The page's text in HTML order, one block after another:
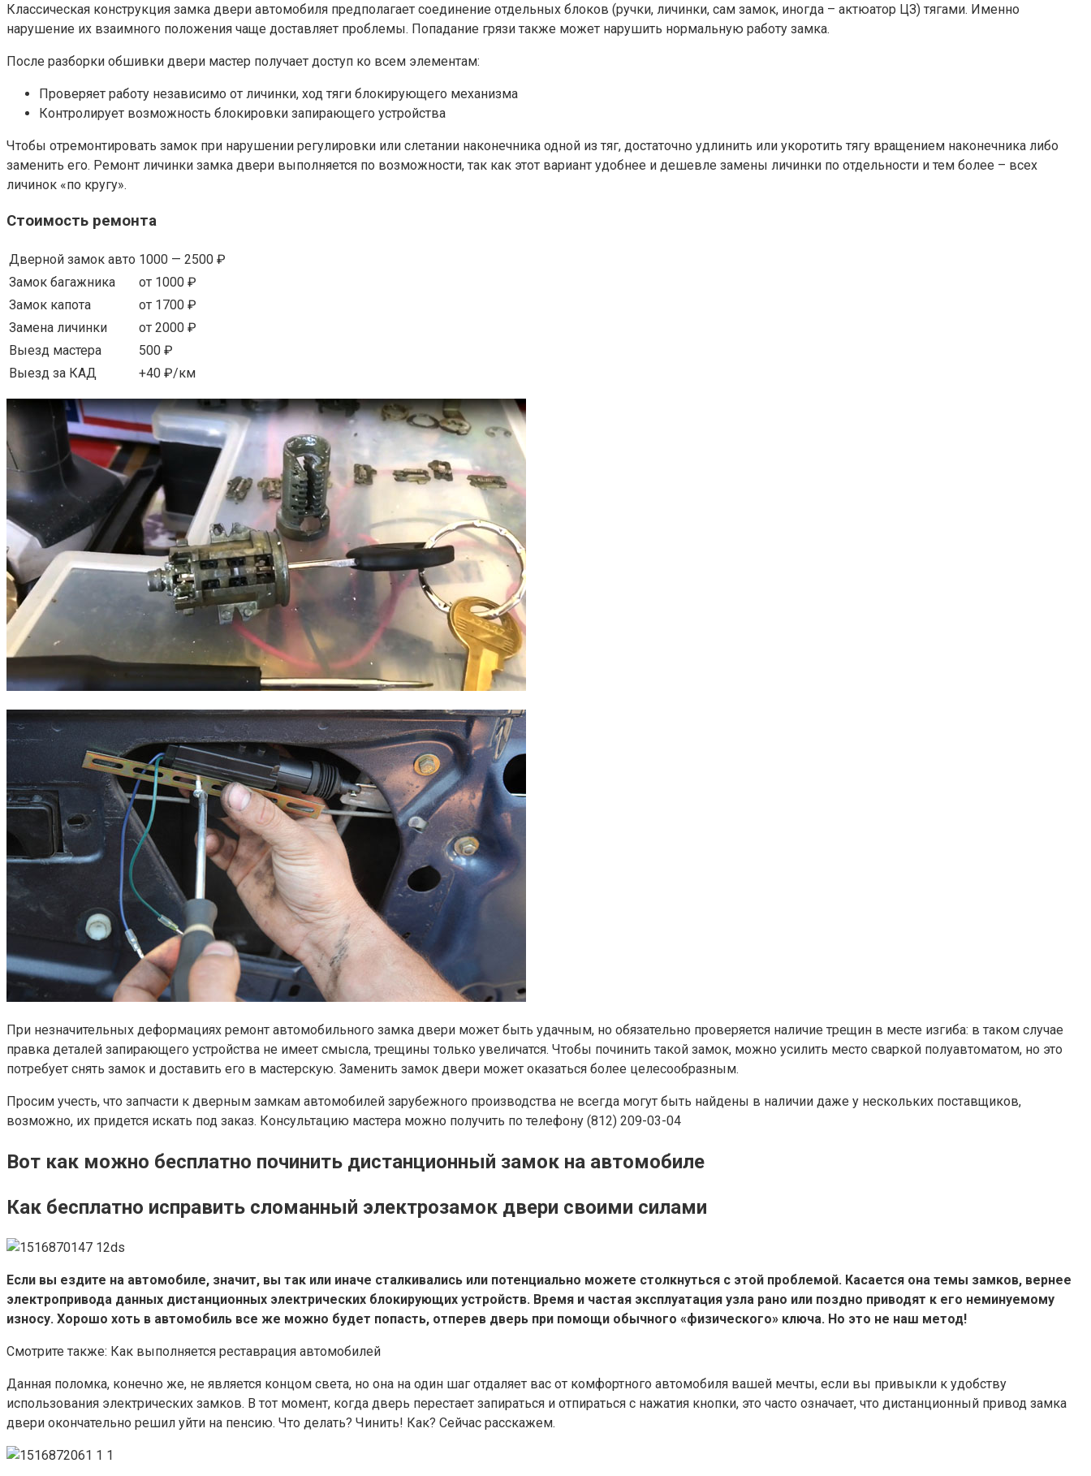
Классическая конструкция замка двери автомобиля предполагает соединение отдельных блоков (ручки, личинки, сам замок, иногда – актюатор ЦЗ) тягами. Именно
нарушение их взаимного положения чаще доставляет проблемы. Попадание грязи также может нарушить нормальную работу замка.
После разборки обшивки двери мастер получает доступ ко всем элементам:
Проверяет работу независимо от личинки, ход тяги блокирующего механизма
Контролирует возможность блокировки запирающего устройства
Чтобы отремонтировать замок при нарушении регулировки или слетании наконечника одной из тяг, достаточно удлинить или укоротить тягу вращением наконечника либо
заменить его. Ремонт личинки замка двери выполняется по возможности, так как этот вариант удобнее и дешевле замены личинки по отдельности и тем более – всех
личинок «по кругу».
Стоимость ремонта
Дверной замок авто 1000 — 2500 ₽
Замок багажника
от 1000 ₽
Замок капота
от 1700 ₽
Замена личинки
от 2000 ₽
Выезд мастера
500 ₽
Выезд за КАД
+40 ₽/км
При незначительных деформациях ремонт автомобильного замка двери может быть удачным, но обязательно проверяется наличие трещин в месте изгиба: в таком случае
правка деталей запирающего устройства не имеет смысла, трещины только увеличатся. Чтобы починить такой замок, можно усилить место сваркой полуавтоматом, но это
потребует снять замок и доставить его в мастерскую. Заменить замок двери может оказаться более целесообразным.
Просим учесть, что запчасти к дверным замкам автомобилей зарубежного производства не всегда могут быть найдены в наличии даже у нескольких поставщиков,
возможно, их придется искать под заказ. Консультацию мастера можно получить по телефону (812) 209-03-04
Вот как можно бесплатно починить дистанционный замок на автомобиле
Как бесплатно исправить сломанный электрозамок двери своими силами
Если вы ездите на автомобиле, значит, вы так или иначе сталкивались или потенциально можете столкнуться с этой проблемой. Касается она темы замков, вернее
электропривода данных дистанционных электрических блокирующих устройств. Время и частая эксплуатация узла рано или поздно приводят к его неминуемому
износу. Хорошо хоть в автомобиль все же можно будет попасть, отперев дверь при помощи обычного «физического» ключа. Но это не наш метод!
Смотрите также: Как выполняется реставрация автомобилей
Данная поломка, конечно же, не является концом света, но она на один шаг отдаляет вас от комфортного автомобиля вашей мечты, если вы привыкли к удобству
использования электрических замков. В тот момент, когда дверь перестает запираться и отпираться с нажатия кнопки, это часто означает, что дистанционный привод замка
двери окончательно решил уйти на пенсию. Что делать? Чинить! Как? Сейчас расскажем.